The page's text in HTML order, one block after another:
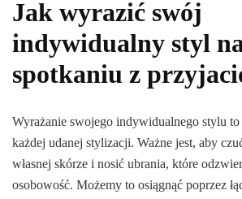
Jak wyrazić swój
indywidualny styl
spotkaniu z
Wyrażanie swojego indywidualnego stylu
każdej udanej stylizacji. Ważne jest, aby
własnej skórze i nosić ubrania, które
osobowość. Możemy to osiągnąć poprzez